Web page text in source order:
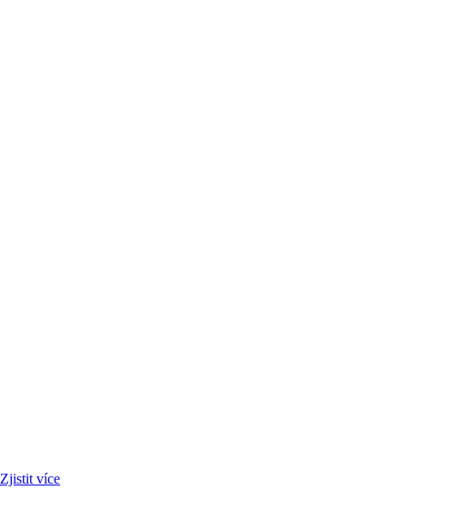
Zjistit více